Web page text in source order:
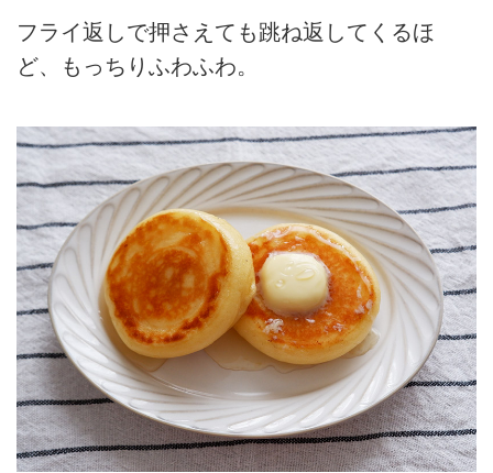
フライ返しで押さえても跳ね返してくるほ
ど、もっちりふわふわ。